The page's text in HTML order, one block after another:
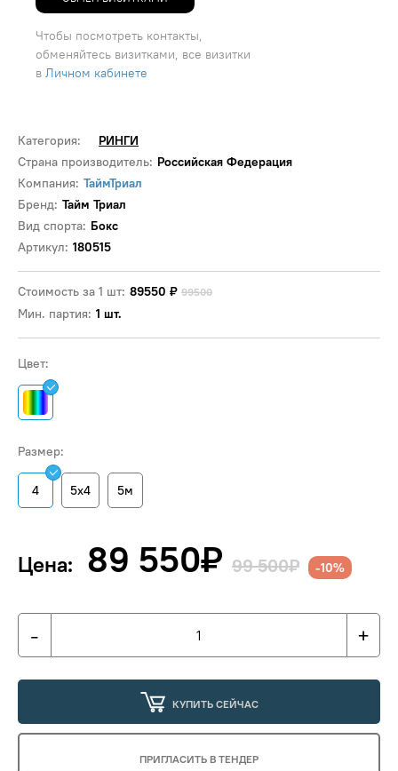
Категория:
РИНГИ
Страна производитель: Российская Федерация
Компания: ТаймТриал
Бренд: Тайм Триал
Вид спорта: Бокс
Артикул: 180515
Стоимость за 1 шт: 89550 ₽ 99500
Мин. партия: 1 шт.
Цвет:
Размер:
4 5х4 5м
Чтобы посмотреть контакты,
обменяйтесь визитками, все визитки
в Личном кабинете
Цена: 89 550₽ 99 500₽ -10%
- +
КУПИТЬ СЕЙЧАС
ПРИГЛАСИТЬ В ТЕНДЕР